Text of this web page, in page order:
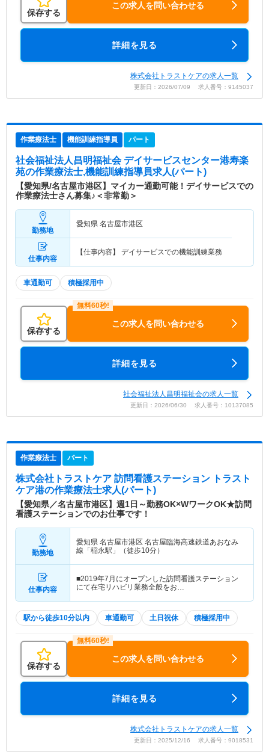
保存する
この求人を問い合わせる
詳細を見る
株式会社トラストケアの求人一覧
更新日：2026/07/09 求人番号：9145037
作業療法士 機能訓練指導員 パート
社会福祉法人昌明福祉会 デイサービスセンター港寿楽
苑の作業療法士,機能訓練指導員求人(パート)
【愛知県/名古屋市港区】マイカー通勤可能！デイサービスでの
作業療法士さん募集♪＜非常勤＞
勤務地
愛知県 名古屋市港区
仕事内容
【仕事内容】 デイサービスでの機能訓練業務
車通勤可 積極採用中
保存する
この求人を問い合わせる
詳細を見る
社会福祉法人昌明福祉会の求人一覧
更新日：2026/06/30 求人番号：10137085
作業療法士 パート
株式会社トラストケア 訪問看護ステーション トラスト
ケア港の作業療法士求人(パート)
【愛知県／名古屋市港区】週1日～勤務OK×WワークOK★訪問
看護ステーションでのお仕事です！
勤務地
愛知県 名古屋市港区 名古屋臨海高速鉄道あおなみ
線「稲永駅」（徒歩10分）
仕事内容
■2019年7月にオープンした訪問看護ステーション
にて在宅リハビリ業務全般をお…
駅から徒歩10分以内 車通勤可 土日祝休 積極採用中
保存する
この求人を問い合わせる
詳細を見る
株式会社トラストケアの求人一覧
更新日：2025/12/16 求人番号：9018531